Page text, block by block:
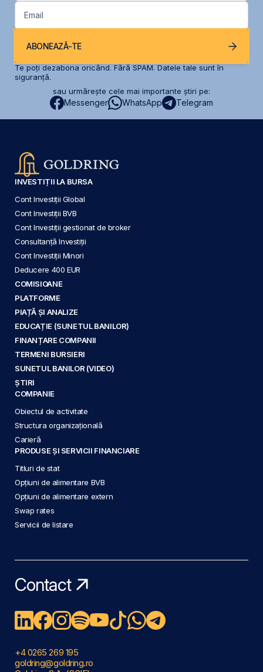
Email
ABONEAZĂ-TE
Te poți dezabona oricând. Fără SPAM. Datele tale sunt în
siguranță.
sau urmărește cele mai importante știri pe:
Messenger WhatsApp Telegram
INVESTIȚII LA BURSA
Cont Investiții Global
Cont Investiții BVB
Cont Investiții gestionat de broker
Consultanță Investiții
Cont Investiții Minori
Deducere 400 EUR
COMISIOANE
PLATFORME
PIAȚĂ ȘI ANALIZE
EDUCAȚIE (SUNETUL BANILOR)
FINANȚARE COMPANII
TERMENI BURSIERI
SUNETUL BANILOR (VIDEO)
ȘTIRI
COMPANIE
Obiectul de activitate
Structura organizațională
Carieră
PRODUSE ȘI SERVICII FINANCIARE
Titluri de stat
Opțiuni de alimentare BVB
Opțiuni de alimentare extern
Swap rates
Servicii de listare
Contact
+4 0265 269 195
goldring@goldring.ro